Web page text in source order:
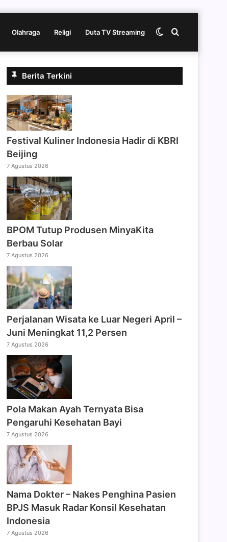
Olahraga Religi Duta TV Streaming Cari
Switch
Berita Terkini
Festival Kuliner Indonesia Hadir di KBRI
Beijing
7 Agustus 2026
BPOM Tutup Produsen MinyaKita
Berbau Solar
7 Agustus 2026
Perjalanan Wisata ke Luar Negeri April –
Juni Meningkat 11,2 Persen
7 Agustus 2026
Pola Makan Ayah Ternyata Bisa
Pengaruhi Kesehatan Bayi
7 Agustus 2026
Nama Dokter – Nakes Penghina Pasien
BPJS Masuk Radar Konsil Kesehatan
Indonesia
7 Agustus 2026